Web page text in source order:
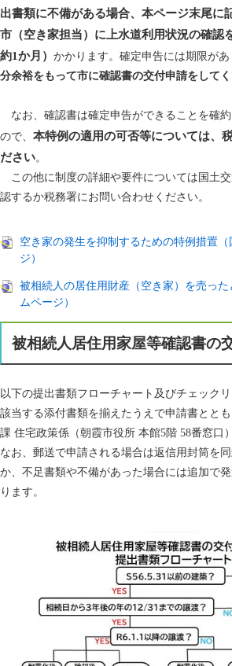
出書類に不備がある場合、本ページ末尾に
市（空き家担当）に上水道利用状況の確認
約1か月） かかります。確定申告には期限があ
分余裕をもって市に確認書の交付申請をして
なお、確認書は確定申告ができることを確
ので、 本特例の適用の可否等については、
ださい。
この他に制度の詳細や要件については国土
認するか税務署にお問い合わせください。
空き家の発生を抑制するための特例措置
ジ）
被相続人の居住用財産（空き家）を売っ
ムページ）
被相続人居住用家屋等確認書の
以下の提出書類フローチャート及びチェック
該当する添付書類を揃えたうえで申請書とと
課 住宅政策係（朝霞市役所 本館5階 58番窓口
なお、郵送で申請される場合は返信用封筒を
か、不足書類や不備があった場合には追加で
ります。